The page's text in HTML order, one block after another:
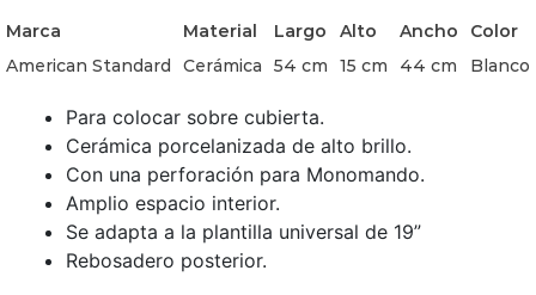
Marca Material Largo Alto Ancho
Color
American Standard
Cerámica 54 cm 15 cm 44 cm Blanco
Para colocar sobre cubierta.
Cerámica porcelanizada de alto brillo.
Con una perforación para Monomando.
Amplio espacio interior.
Se adapta a la plantilla universal de 19”
Rebosadero posterior.